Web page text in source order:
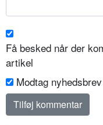
Få besked når der
artikel
Modtag